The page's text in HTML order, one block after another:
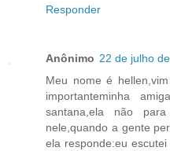
Responder
Anônimo 22 de julho
Meu nome é
importanteminha
santana,ela não
nele,quando a gente
ela responde:eu